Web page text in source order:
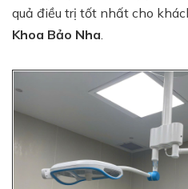
quả điều trị tốt nhất cho
Khoa Bảo Nha